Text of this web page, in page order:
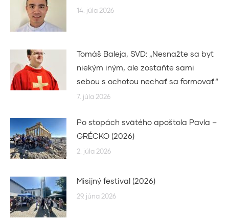
14. júla 2026
Tomáš Baleja, SVD: „Nesnažte sa byť
niekým iným, ale zostaňte sami
sebou s ochotou nechať sa formovať.“
7. júla 2026
Po stopách svätého apoštola Pavla –
GRÉCKO (2026)
2. júla 2026
Misijný festival (2026)
29. júna 2026